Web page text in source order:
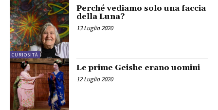
CURIOSITÀ
Perché vediamo solo una faccia
della Luna?
13 Luglio 2020
Le prime Geishe erano uomini
12 Luglio 2020